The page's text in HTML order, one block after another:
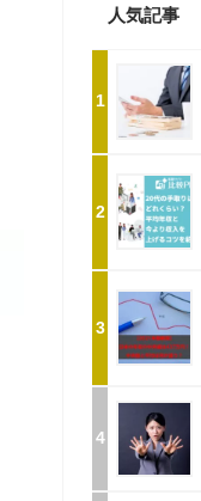
人気記事
1
2
3
4